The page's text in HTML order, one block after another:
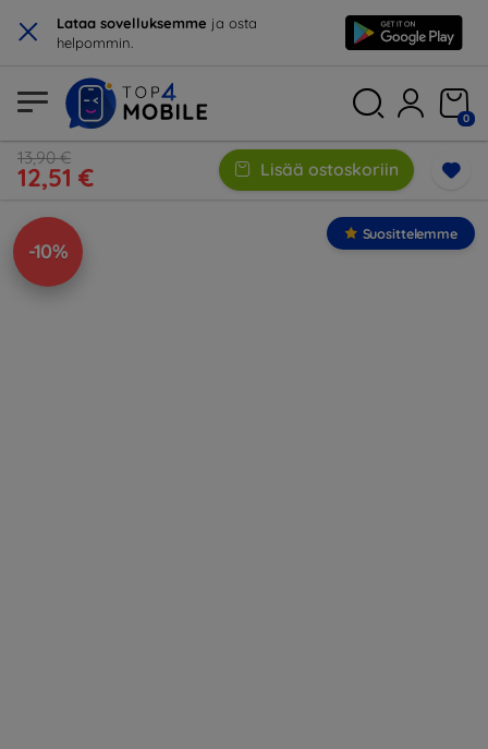
× Lataa sovelluksemme ja osta
helpommin.
0
13,90 €
12,51 € Lisää ostoskoriin
-10%
Suosittelemme